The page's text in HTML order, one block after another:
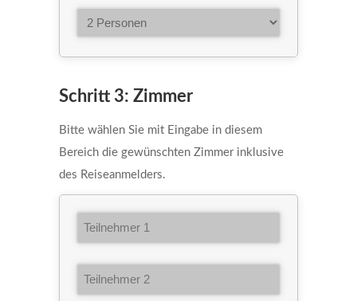
Schritt 3: Zimmer
Bitte wählen Sie mit Eingabe in diesem
Bereich die gewünschten Zimmer inklusive
des Reiseanmelders.